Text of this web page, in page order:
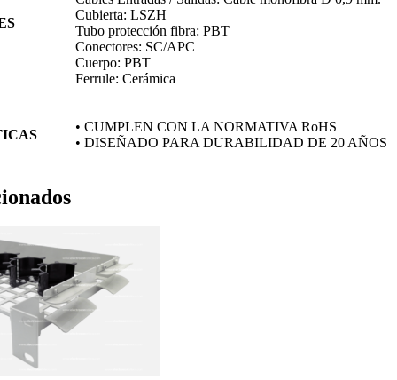
Cubierta: LSZH
Tubo protección fibra: PBT
Conectores: SC/APC
Cuerpo: PBT
Ferrule: Cerámica
• CUMPLEN CON LA NORMATIVA RoHS
• DISEÑADO PARA DURABILIDAD DE 20 AÑOS